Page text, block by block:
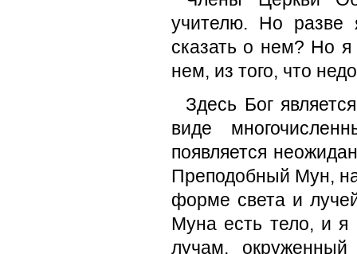
учителю. Но разве
сказать о нем? Но
нем, из того, что
Здесь Бог
виде
появляется
Преподобный Мун,
форме света и
Муна есть тело, и я
лучам,